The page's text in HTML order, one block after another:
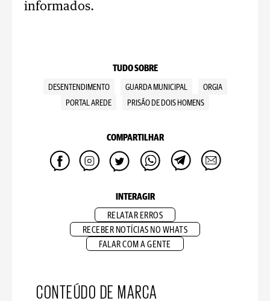
informados.
TUDO SOBRE
DESENTENDIMENTO GUARDA MUNICIPAL
ORGIA
PORTAL AREDE
PRISÃO DE DOIS HOMENS
COMPARTILHAR
INTERAGIR
RELATAR ERROS
RECEBER NOTÍCIAS NO WHATS
FALAR COM A GENTE
CONTEÚDO DE MARCA